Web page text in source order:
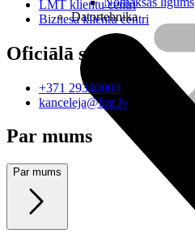
Datortehnika
LMT klientu centri
Biznesa klientu centri
Oficiālā saziņa
+371 29340000
kanceleja@lmt.lv
Par mums
Par mums